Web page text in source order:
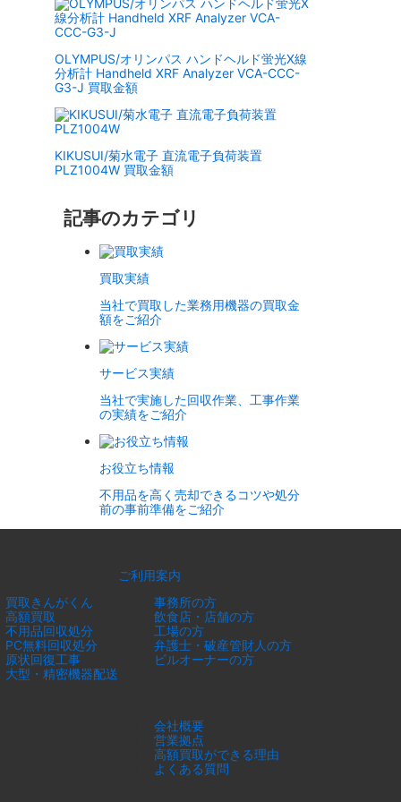
OLYMPUS/オリンパス ハンドヘルド蛍光X線
分析計 Handheld XRF Analyzer VCA-CCC-
G3-J 買取金額
KIKUSUI/菊水電子 直流電子負荷装置
PLZ1004W 買取金額
記事のカテゴリ
買取実績
当社で買取した業務用機器の買取金
額をご紹介
サービス実績
当社で実施した回収作業、工事作業
の実績をご紹介
お役立ち情報
不用品を高く売却できるコツや処分
前の事前準備をご紹介
買取きんがくん
高額買取
不用品回収処分
PC無料回収処分
原状回復工事
大型・精密機器配送
ご利用案内
事務所の方
飲食店・店舗の方
工場の方
弁護士・破産管財人の方
ビルオーナーの方
会社概要
営業拠点
高額買取ができる理由
よくある質問